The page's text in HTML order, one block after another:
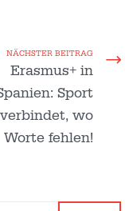
NÄCHSTER BEITRAG
Erasmus+ in
Sport
verbindet, wo
Worte fehlen!